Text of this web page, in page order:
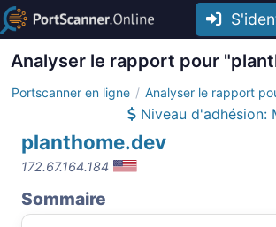
Analyser le rapport pour
Portscanner en ligne Analyser le rapport
Niveau d'adhésion:
planthome.dev
172.67.164.184
Sommaire